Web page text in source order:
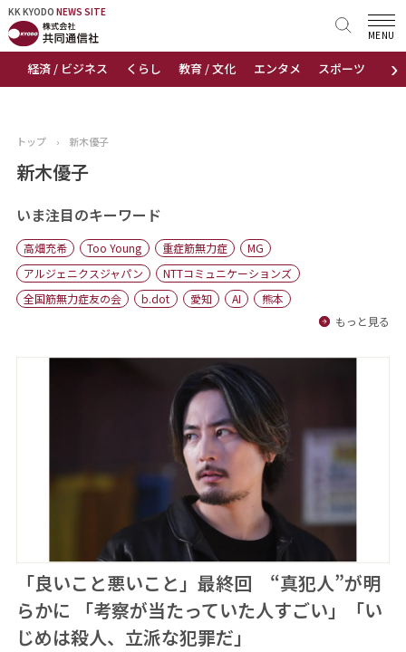
KK KYODO NEWS SITE
›
経済 / ビジネス くらし 教育 / 文化 エンタメ スポーツ 地域
MENU
KK KYODONEWS SITE
トップページ
ニュース
おすすめコンテンツ
出版物
会社概要
トップ › 新木優子
新木優子
いま注目のキーワード
高畑充希 Too Young 重症筋無力症
MG
アルジェニクスジャパン
NTTコミュニケーションズ
全国筋無力症友の会
b.dot 愛知 AI
熊本
もっと見る
「良いこと悪いこと」最終回 “真犯人”が明
らかに 「考察が当たっていた人すごい」「い
じめは殺人、立派な犯罪だ」